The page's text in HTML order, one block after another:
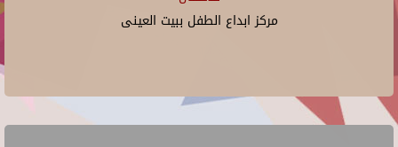
مركز ابداع الطفل ببيت العينى